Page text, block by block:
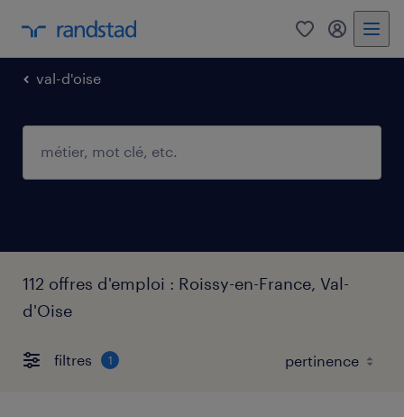
0 mon
val-d'oise
112 offres d'emploi : Roissy-en-France, Val-
d'Oise
filtres 1